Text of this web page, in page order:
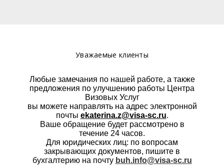
Уважаемые клиенты
Любые замечания по нашей работе, а также
предложения по улучшению работы Центра
Визовых Услуг
вы можете направлять на адрес электронной
почты ekaterina.z@visa-sc.ru.
Ваше обращение будет рассмотрено в
течение 24 часов.
Для юридических лиц: по вопросам
закрывающих документов, пишите в
бухгалтерию на почту buh.info@visa-sc.ru